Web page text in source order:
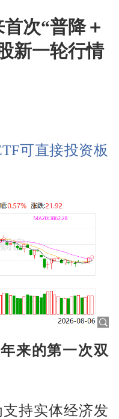
次“普降＋
新一轮行情
可直接投资板
来的第一次双
持实体经济发